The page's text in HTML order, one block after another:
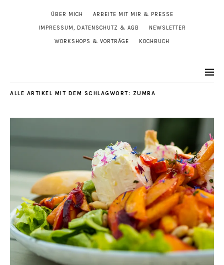
ÜBER MICH ARBEITE MIT MIR & PRESSE
IMPRESSUM, DATENSCHUTZ & AGB NEWSLETTER
WORKSHOPS & VORTRÄGE KOCHBUCH
ALLE ARTIKEL MIT DEM SCHLAGWORT: ZUMBA